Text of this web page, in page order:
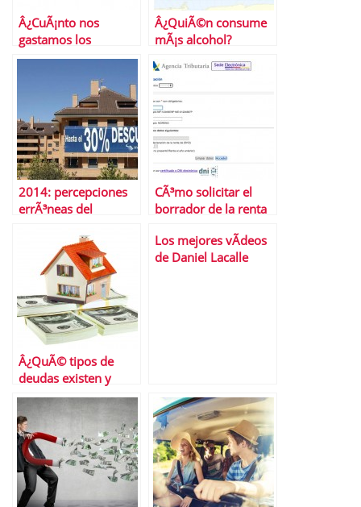
Â¿CuÃ¡nto nos
gastamos los
espaÃ±oles en unas
Â¿QuiÃ©n consume
mÃ¡s alcohol?
2014: percepciones
errÃ³neas del
CÃ³mo solicitar el
borrador de la renta
Â¿QuÃ© tipos de
deudas existen y
cÃ³mo te afectan?
Los mejores vÃ­deos
de Daniel Lacalle